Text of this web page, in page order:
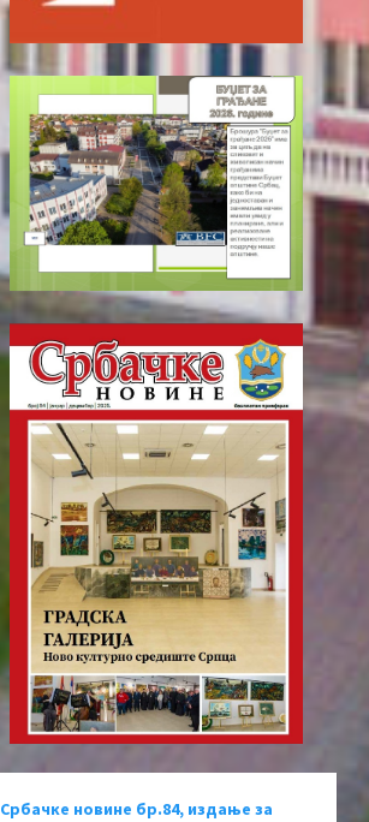
Србачке новине бр.84, издање за